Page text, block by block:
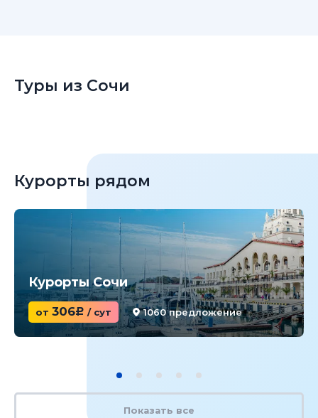
Туры из Сочи
Курорты рядом
Курорты Сочи
от 306c / сут 1060 предложение
Показать все